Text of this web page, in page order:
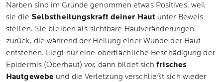
Narben sind im Grunde genommen etwas Positives, weil
sie die Selbstheilungskraft deiner Haut unter Beweis
stellen. Sie bleiben als sichtbare Hautveränderungen
zurück, die während der Heilung einer Wunde der Haut
entstehen. Liegt nur eine oberflächliche Beschädigung der
Epidermis (Oberhaut) vor, dann bildet sichfrisches
Hautgewebe und die Verletzung verschließt sich wieder